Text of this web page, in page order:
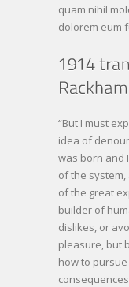
quam nihil
dolorem eum
“But I must
idea of
was born and
of the
of the great
builder of
dislikes, or
pleasure, but
how to